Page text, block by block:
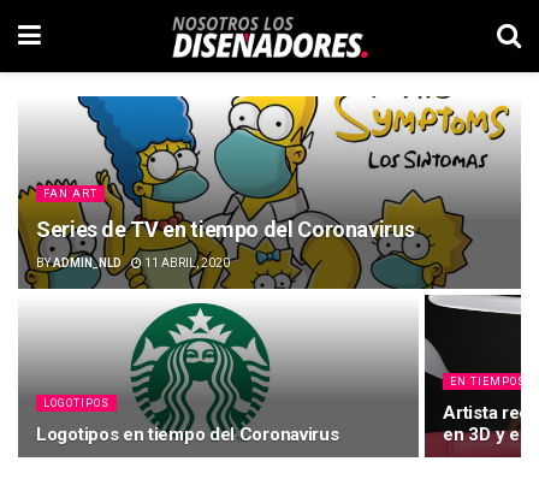
FAN ART
Series de TV en tiempo del Coronavirus
BYADMIN_NLD 11 ABRIL, 2020
LOGOTIPOS
Logotipos en tiempo del Coronavirus
EN TIEMPOS
Artista
en 3D y el